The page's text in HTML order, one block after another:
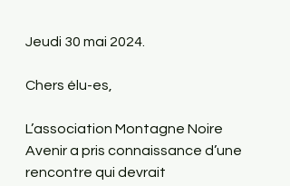
Jeudi 30 mai 2024.
Chers élu-es,
L’association Montagne Noire
Avenir a pris connaissance d’une
rencontre qui devrait